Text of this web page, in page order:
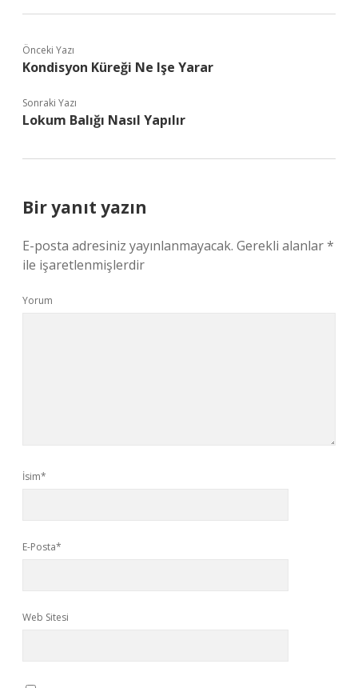
Önceki Yazı
Kondisyon Küreği Ne Işe Yarar
Sonraki Yazı
Lokum Balığı Nasıl Yapılır
Bir yanıt yazın
E-posta adresiniz yayınlanmayacak. Gerekli alanlar*
ile işaretlenmişlerdir
Yorum
İsim*
E-Posta*
Web Sitesi